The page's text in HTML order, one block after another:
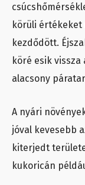
körüli értékeket
kezdődött.
köré esik
alacsony
A nyári
jóval kevesebb
kiterjedt
kukoricán